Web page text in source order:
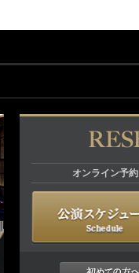
オンライン予約